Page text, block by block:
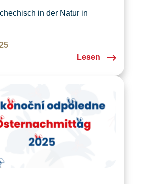
in der Natur in
und abendlichem Lagerfeuer.
uns schon jetzt auf die nächste
Lesen